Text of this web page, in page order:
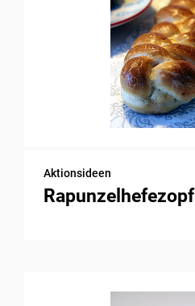
Aktionsideen
Rapunzelhefezopf